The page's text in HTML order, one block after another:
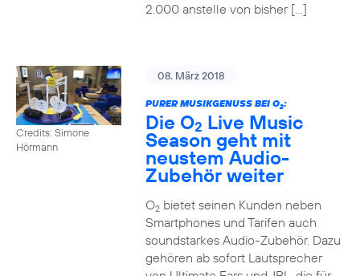
2.000 anstelle von bisher […]
Credits: Simone
Hörmann
08. März 2018
PURER MUSIKGENUSS BEI O2:
Die O2 Live Music
Season geht mit
neustem Audio-
Zubehör weiter
O2bietet seinen Kunden neben
Smartphones und Tarifen auch
soundstarkes Audio-Zubehör. Dazu
gehören ab sofort Lautsprecher